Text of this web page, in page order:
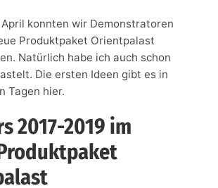
April konnten wir Demonstratoren
Produktpaket Orientpalast
Natürlich habe ich auch schon
Die ersten Ideen gibt es in
Tagen hier.
2017-2019 im